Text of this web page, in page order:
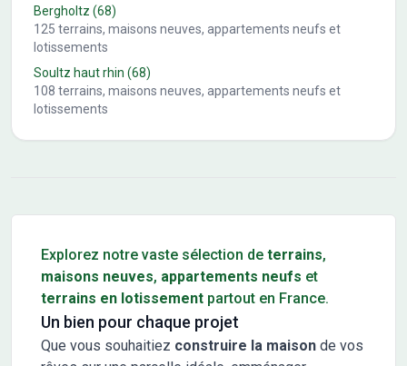
Bergholtz (68)
125 terrains, maisons neuves, appartements neufs et
lotissements
Soultz haut rhin (68)
108 terrains, maisons neuves, appartements neufs et
lotissements
Explorez notre vaste sélection de terrains,
maisons neuves, appartements neufs et
terrains en lotissement partout en France.
Un bien pour chaque projet
Que vous souhaitiez construire la maison de vos